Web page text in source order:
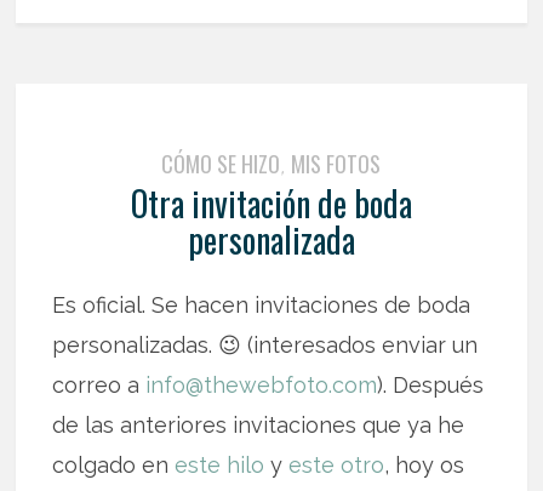
CÓMO SE HIZO, MIS FOTOS
Otra invitación de boda
personalizada
Es oficial. Se hacen invitaciones de boda
personalizadas. 😉 (interesados enviar un
correo a info@thewebfoto.com). Después
de las anteriores invitaciones que ya he
colgado en este hilo y este otro, hoy os